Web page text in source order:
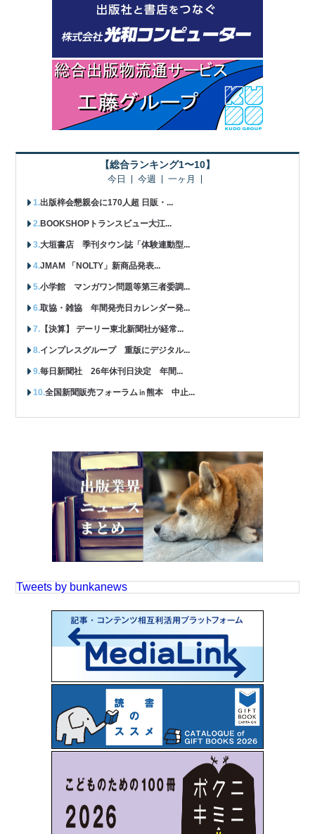
【総合ランキング1〜10】
今日 今週 一ヶ月
出版梓会懇親会に170人超 日販・...
BOOKSHOPトランスビュー大江...
大垣書店 季刊タウン誌「体験連動型...
JMAM 「NOLTY」新商品発表...
小学館 マンガワン問題等第三者委調...
取協・雑協 年間発売日カレンダー発...
【決算】 デーリー東北新聞社が経常...
インプレスグループ 重版にデジタル...
毎日新聞社 26年休刊日決定 年間...
全国新聞販売フォーラム㏌熊本 中止...
Tweets by bunkanews